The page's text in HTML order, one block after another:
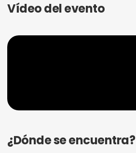
Vídeo del evento
¿Dónde se encuentra?